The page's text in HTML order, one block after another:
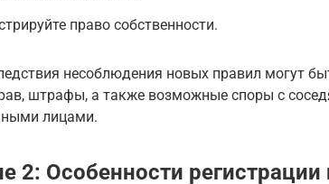
право собственности.
несоблюдения новых правил могут
штрафы, а также возможные споры с
лицами.
2: Особенности регистрации